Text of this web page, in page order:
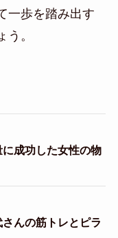
一歩を踏み出す
。
成功した女性の物
んの筋トレとピラ